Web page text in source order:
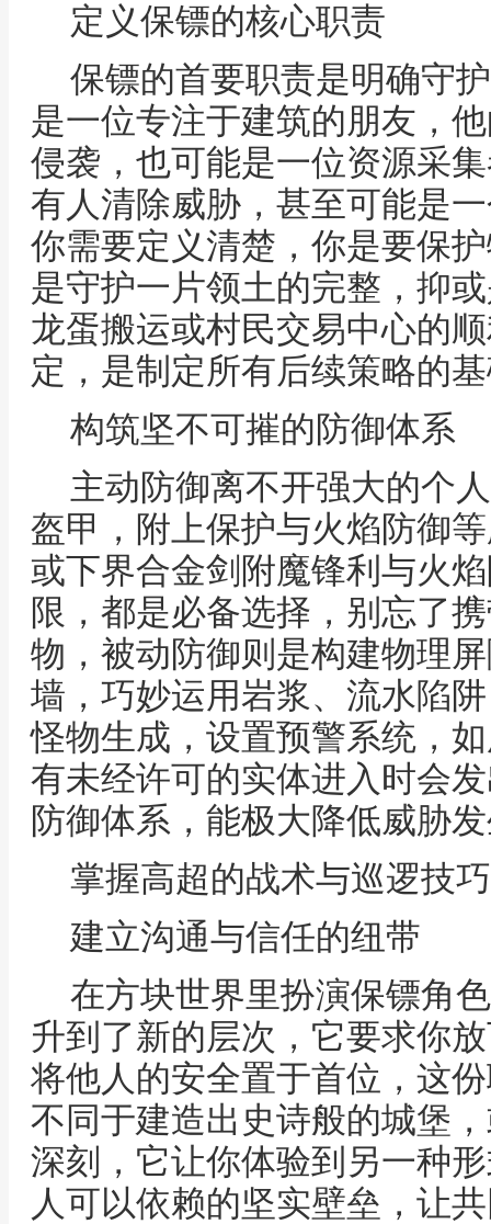
定义保镖的核心职责
保镖的首要职责是明确守
是一位专注于建筑的朋友，
侵袭，也可能是一位资源采
有人清除威胁，甚至可能是
你需要定义清楚，你是要保
是守护一片领土的完整，抑
龙蛋搬运或村民交易中心的
定，是制定所有后续策略的
构筑坚不可摧的防御体系
主动防御离不开强大的个
盔甲，附上保护与火焰防御
或下界合金剑附魔锋利与火
限，都是必备选择，别忘了
物，被动防御则是构建物理
墙，巧妙运用岩浆、流水陷
怪物生成，设置预警系统，
有未经许可的实体进入时会
防御体系，能极大降低威胁
掌握高超的战术与巡逻技巧
建立沟通与信任的纽带
在方块世界里扮演保镖角
升到了新的层次，它要求你
将他人的安全置于首位，这
不同于建造出史诗般的城堡
深刻，它让你体验到另一种
人可以依赖的坚实壁垒，让